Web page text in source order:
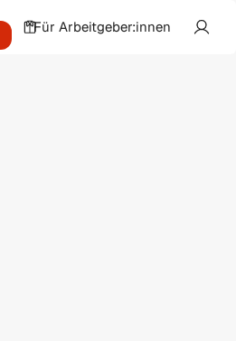
Für Arbeitgeber:innen